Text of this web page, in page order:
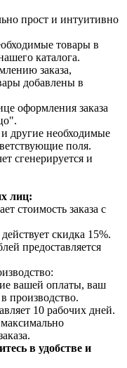
прост и интуитивно
товары в
каталога.
заказа,
добавлены в
оформления заказа
другие необходимые
поля.
сгенерируется и
лиц:
стоимость заказа с
скидка 15%.
предоставляется
вашей оплаты, ваш
производство.
10 рабочих дней.
в удобстве и